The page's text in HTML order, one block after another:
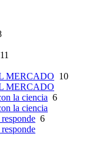
11
MERCADO 10
MERCADO
la ciencia 6
la ciencia
6